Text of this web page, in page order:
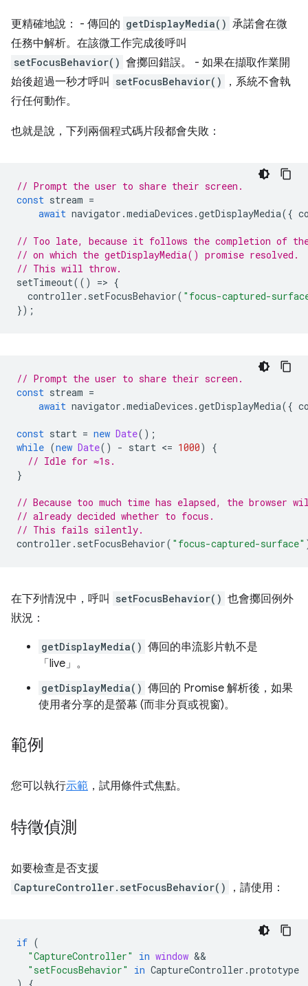
更精確地說： - 傳回的 getDisplayMedia() 承諾會在微
任務中解析。在該微工作完成後呼叫
setFocusBehavior() 會擲回錯誤。 - 如果在擷取作業開
始後超過一秒才呼叫
setFocusBehavior()
，系統不會執
行任何動作。
也就是說，下列兩個程式碼片段都會失敗：
// Prompt the user to share their screen.
const stream =
await navigator .mediaDevices .getDisplayMedia({
// Too late, because it follows the completion of
// on which the getDisplayMedia() promise resolved.
// This will throw.
setTimeout(() => {
controller . setFocusBehavior( "focus-captured-
});
// Prompt the user to share their screen.
const stream =
await navigator .mediaDevices .getDisplayMedia({
const start = new Date();
while (new Date() - start <= 1000)
{
// Idle for ≈1s.
}
// Because too much time has elapsed, the browser
// already decided whether to focus.
// This fails silently.
controller . setFocusBehavior( "focus-captured-surface"
在下列情況中，呼叫 setFocusBehavior() 也會擲回例外
狀況：
getDisplayMedia() 傳回的串流影片軌不是
「live」 。
getDisplayMedia() 傳回的 Promise 解析後，如果
使用者分享的是螢幕 (而非分頁或視窗)。
範例
您可以執行示範 ，試用條件式焦點。
特徵偵測
如要檢查是否支援
CaptureController.setFocusBehavior() ，請使用：
if (
"CaptureController"
in window
"setFocusBehavior"
in CaptureController .prototype